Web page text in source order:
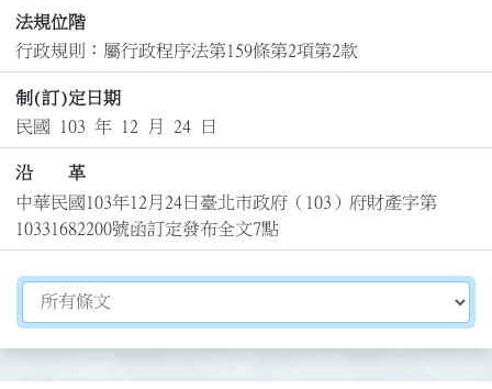
法規位階
行政規則：屬行政程序法第159條第2項第2款
制(訂)定日期
民國 103 年 12 月 24 日
沿 革
中華民國103年12月24日臺北市政府（103）府財產字第
10331682200號函訂定發布全文7點
切換選擇法規資訊內容